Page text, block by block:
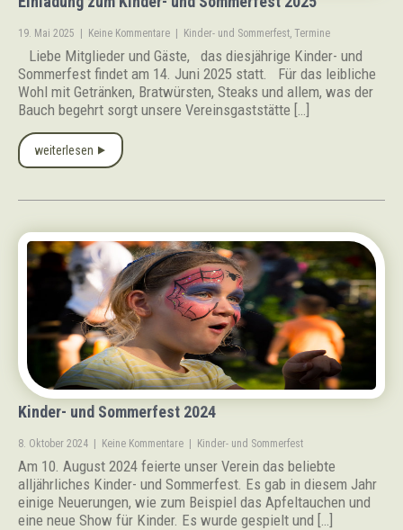
19. Mai 2025 Keine Kommentare Kinder- und Sommerfest, Termine
Liebe Mitglieder und Gäste, das diesjährige Kinder- und
Sommerfest findet am 14. Juni 2025 statt. Für das leibliche
Wohl mit Getränken, Bratwürsten, Steaks und allem, was der
Bauch begehrt sorgt unsere Vereinsgaststätte […]
weiterlesen ⯈
Kinder- und Sommerfest 2024
8. Oktober 2024 Keine Kommentare Kinder- und Sommerfest
Am 10. August 2024 feierte unser Verein das beliebte
alljährliches Kinder- und Sommerfest. Es gab in diesem Jahr
einige Neuerungen, wie zum Beispiel das Apfeltauchen und
eine neue Show für Kinder. Es wurde gespielt und […]